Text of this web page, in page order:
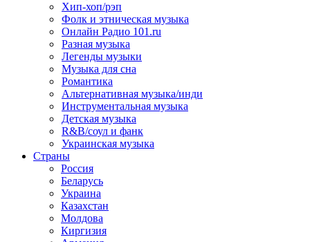
Хип-хоп/рэп
Фолк и этническая музыка
Онлайн Радио 101.ru
Разная музыка
Легенды музыки
Музыка для сна
Романтика
Альтернативная музыка/инди
Инструментальная музыка
Детская музыка
R&B/cоул и фанк
Украинская музыка
Страны
Россия
Беларусь
Украина
Казахстан
Молдова
Киргизия